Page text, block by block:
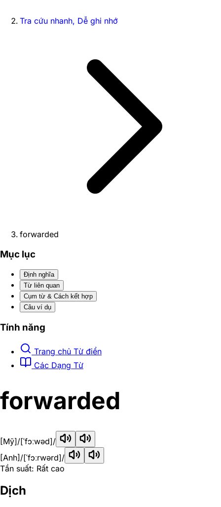
Tra cứu nhanh, Dễ ghi nhớ
forwarded
Mục lục
Định nghĩa
Từ liên quan
Cụm từ & Cách kết hợp
Câu ví dụ
Tính năng
Trang chủ Từ điển
Các Dạng Từ
forwarded
[Mỹ]/[ˈfɔːwəd]/
[Anh] /[ˈfɔːrwərd]/
Tần suất: Rất cao
Dịch